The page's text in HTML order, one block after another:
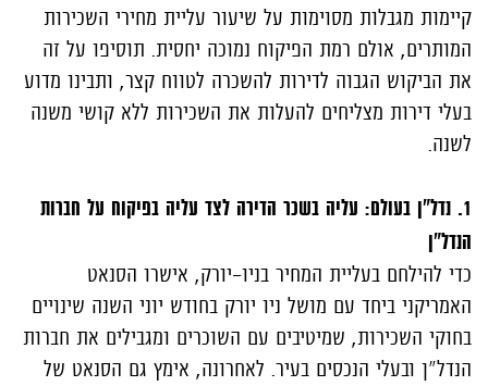
קיימות מגבלות מסוימות על שיעור עליית מחירי השכירות
המותרים, אולם רמת הפיקוח נמוכה יחסית. תוסיפו על זה
את הביקוש הגבוה לדירות להשכרה לטווח קצר, ותבינו מדוע
בעלי דירות מצליחים להעלות את השכירות ללא קושי משנה
לשנה.
1. נדל"ן בעולם: עליה בשכר הדירה לצד עליה בפיקוח על חברות
הנדל"ן
כדי להילחם בעליית המחיר בניו-יורק, אישרו הסנאט
האמריקני ביחד עם מושל ניו יורק בחודש יוני השנה שינויים
בחוקי השכירות, שמיטיבים עם השוכרים ומגבילים את חברות
הנדל"ן ובעלי הנכסים בעיר. לאחרונה, אימץ גם הסנאט של